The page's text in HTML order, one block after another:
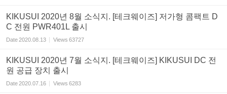
KIKUSUI 2020년 8월 소식지. [테크웨이즈] 저가형 콤팩트 D
C 전원 PWR401L 출시
Date2020.08.13 Views 63727
KIKUSUI 2020년 7월 소식지. [테크웨이즈] KIKUSUI DC 전
원 공급 장치 출시
Date2020.07.16 Views 6283